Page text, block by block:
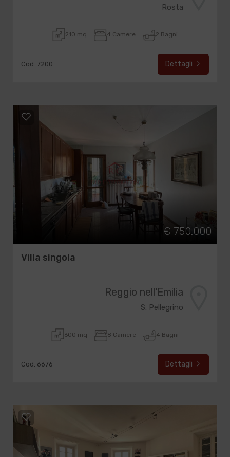
Rosta
210 mq 4 Camere 2 Bagni
Cod. 7200 Dettagli
€ 750.000
Villa singola
Reggio nell'Emilia
S. Pellegrino
600 mq 8 Camere 4 Bagni
Cod. 6676 Dettagli